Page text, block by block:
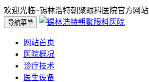
欢迎光临~锡林浩特朝聚眼科医院官方网站
导航菜单
网站首页
医院概况
诊疗技术
医生设备